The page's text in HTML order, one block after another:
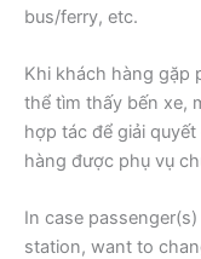
bus/ferry, etc.
Khi khách hàng gặp
thể tìm thấy bến xe,
hợp tác để giải
hàng được phụ vụ
In case
station, want to